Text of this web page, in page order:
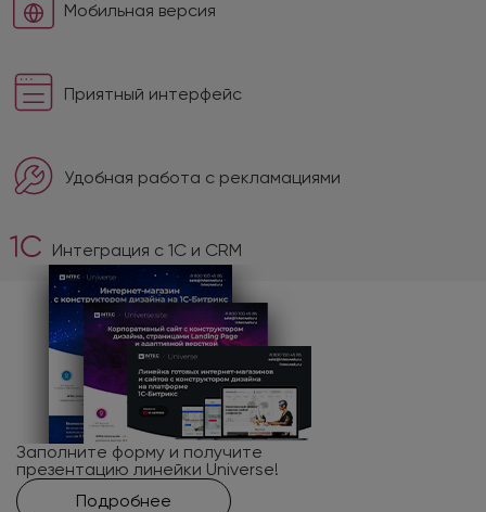
Мобильная версия
Приятный интерфейс
Удобная работа с рекламациями
Интеграция с 1С и CRM
Заполните форму и получите
презентацию линейки Universe!
Подробнее